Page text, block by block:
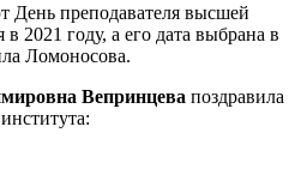
День преподавателя высшей
2021 году, а его дата выбрана в
Ломоносова.
Вепринцева поздравила